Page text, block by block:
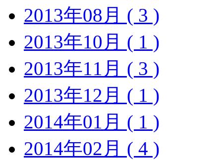
2013年08月 ( 3 )
2013年10月 ( 1 )
2013年11月 ( 3 )
2013年12月 ( 1 )
2014年01月 ( 1 )
2014年02月 ( 4 )